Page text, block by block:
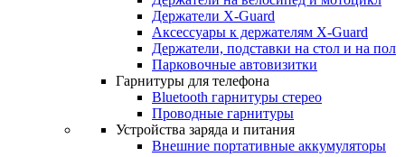
Держатели X-Guard
Аксессуары к держателям X-Guard
Держатели, подставки на стол и на пол
Парковочные автовизитки
Гарнитуры для телефона
Bluetooth гарнитуры стерео
Проводные гарнитуры
Устройства заряда и питания
Внешние портативные аккумуляторы